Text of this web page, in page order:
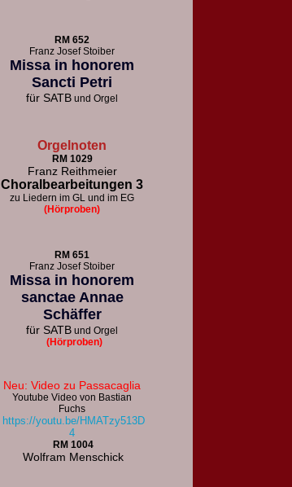
RM 652
Franz Josef Stoiber
Missa in honorem
Sancti Petri
für SATB und Orgel
Orgelnoten
RM 1029
Franz Reithmeier
Choralbearbeitungen 3
zu Liedern im GL und im EG
(Hörproben)
RM 651
Franz Josef Stoiber
Missa in honorem
sanctae Annae
Schäffer
für SATB und Orgel
(Hörproben)
Neu: Video zu Passacaglia
Youtube Video von Bastian
Fuchs
https://youtu.be/HMATzy513D
4
RM 1004
Wolfram Menschick